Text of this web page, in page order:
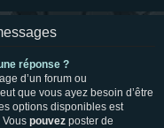
réponse ?
d’un forum ou
que vous ayez besoin d’être
options disponibles est
pouvez poster de